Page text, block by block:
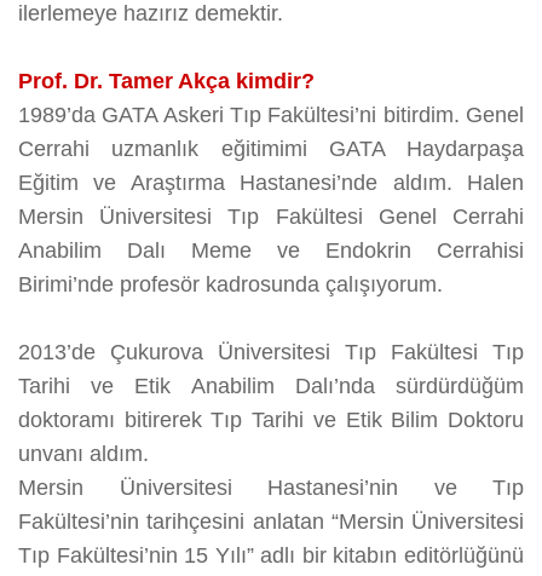
ilerlemeye hazırız demektir.
Prof. Dr. Tamer Akça kimdir?
1989’da GATA Askeri Tıp Fakültesi’ni bitirdim. Genel
Cerrahi uzmanlık eğitimimi GATA Haydarpaşa
Eğitim ve Araştırma Hastanesi’nde aldım. Halen
Mersin Üniversitesi Tıp Fakültesi Genel Cerrahi
Anabilim Dalı Meme ve Endokrin Cerrahisi
Birimi’nde profesör kadrosunda çalışıyorum.
2013’de Çukurova Üniversitesi Tıp Fakültesi Tıp
Tarihi ve Etik Anabilim Dalı’nda sürdürdüğüm
doktoramı bitirerek Tıp Tarihi ve Etik Bilim Doktoru
unvanı aldım.
Mersin Üniversitesi Hastanesi’nin ve Tıp
Fakültesi’nin tarihçesini anlatan “Mersin Üniversitesi
Tıp Fakültesi’nin 15 Yılı” adlı bir kitabın editörlüğünü